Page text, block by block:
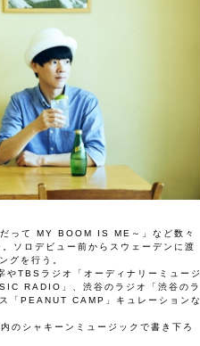
って MY BOOM IS ME～」など数々
ソロデビュー前からスウェーデンに渡
グを行う。
TBSラジオ「オーディナリーミュージ
RADIO」、渋谷のラジオ「渋谷のラ
「PEANUT CAMP」キュレーションな
のシャキーンミュージックで書き下ろ